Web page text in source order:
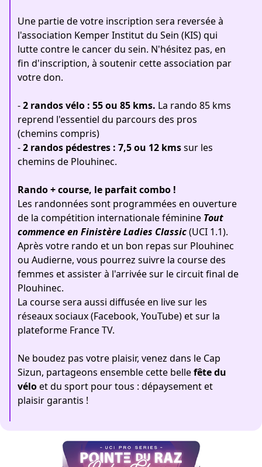
Une partie de votre inscription sera reversée à
l'association Kemper Institut du Sein (KIS)qui
lutte contre le cancer du sein. N'hésitez pas, en
fin d'inscription, à soutenir cette association par
votre don.
-2 randos vélo : 55 ou 85 kms. La rando 85 kms
reprend l'essentiel du parcours des pros
(chemins compris)
-2 randos pédestres : 7,5 ou 12 kmssur les
chemins de Plouhinec.
Rando + course, le parfait combo !
Les randonnées sont programmées en ouverture
de la compétition internationale féminine Tout
commence en Finistère Ladies Classic(UCI 1.1).
Après votre rando et un bon repas sur Plouhinec
ou Audierne, vous pourrez suivre la course des
femmes et assister à l'arrivée sur le circuit final de
Plouhinec.
La course sera aussi diffusée en live sur les
réseaux sociaux (Facebook, YouTube) et sur la
plateforme France TV.
Ne boudez pas votre plaisir, venez dans le Cap
Sizun, partageons ensemble cette bellefête du
véloet du sport pour tous : dépaysement et
plaisir garantis !